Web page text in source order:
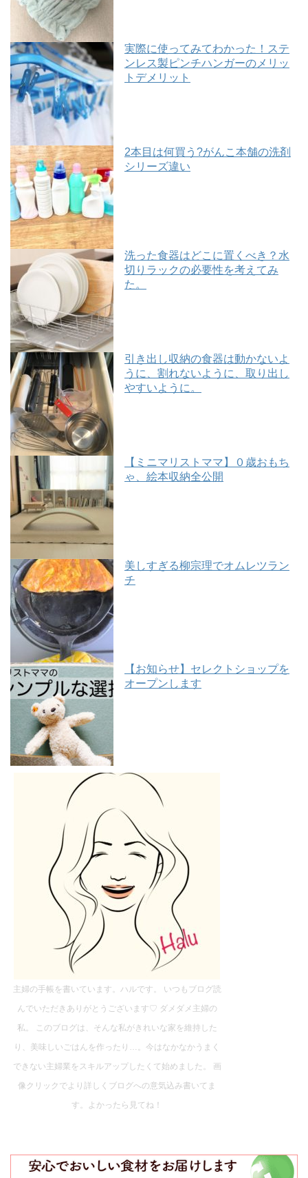
実際に使ってみてわかった！ステ
ンレス製ピンチハンガーのメリッ
トデメリット
2本目は何買う?がんこ本舗の洗剤
シリーズ違い
洗った食器はどこに置くべき？水
切りラックの必要性を考えてみ
た。
引き出し収納の食器は動かないよ
うに、割れないように、取り出し
やすいように。
【ミニマリストママ】０歳おもち
ゃ、絵本収納全公開
美しすぎる柳宗理でオムレツラン
チ
【お知らせ】セレクトショップを
オープンします
主婦の手帳を書いています。ハルです。 いつもブログ読
んでいただきありがとうございます♡ ダメダメ主婦の
私。 このブログは、そんな私がきれいな家を維持した
り、美味しいごはんを作ったり…。今はなかなかうまく
できない主婦業をスキルアップしたくて始めました。 画
像クリックでより詳しくブログへの意気込み書いてま
す。よかったら見てね！